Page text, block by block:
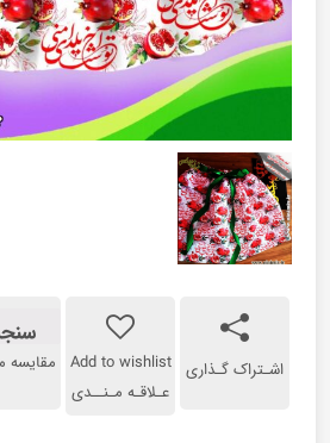
اشـتراک گـذاری Add to wishlist
عـلاقـه مـنــدی